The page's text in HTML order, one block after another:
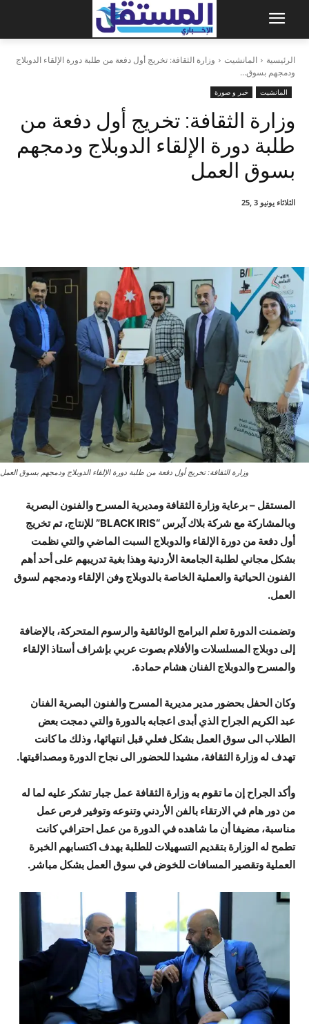
الرئيسية المانشيت
وزارة الثقافة: تخريج أول دفعة من طلبة دورة الإلقاء الدوبلاج
ودمجهم بسوق...
المانشيت خبر و صورة
وزارة الثقافة: تخريج أول دفعة من
طلبة دورة الإلقاء الدوبلاج ودمجهم
بسوق العمل
الثلاثاء يونيو 3 ,25
وزارة الثقافة: تخريج أول دفعة من طلبة دورة الإلقاء الدوبلاج ودمجهم بسوق العمل
المستقل – برعاية وزارة الثقافة ومديرية المسرح والفنون البصرية
وبالمشاركة مع شركة بلاك آيرس “BLACK IRIS” للإنتاج، تم تخريج
أول دفعة من دورة الإلقاء والدوبلاج السبت الماضي والتي نظمت
بشكل مجاني لطلبة الجامعة الأردنية وهذا بغية تدريبهم على أحد أهم
الفنون الحياتية والعملية الخاصة بالدوبلاج وفن الإلقاء ودمجهم لسوق
العمل.
وتضمنت الدورة تعلم البرامج الوثائقية والرسوم المتحركة، بالإضافة
إلى دوبلاج المسلسلات والأفلام بصوت عربي بإشراف أستاذ الإلقاء
والمسرح والدوبلاج الفنان هشام حمادة.
وكان الحفل بحضور مدير مديرية المسرح والفنون البصرية الفنان
عبد الكريم الجراح الذي أبدى اعجابه بالدورة والتي دمجت بعض
الطلاب الى سوق العمل بشكل فعلي قبل انتهائها، وذلك ما كانت
تهدف له وزارة الثقافة، مشيدا للحضور الى نجاح الدورة ومصداقيتها.
وأكد الجراح إن ما تقوم به وزارة الثقافة عمل جبار تشكر عليه لما له
من دور هام في الارتقاء بالفن الأردني وتنوعه وتوفير فرص عمل
مناسبة، مضيفا أن ما شاهده في الدورة من عمل احترافي كانت
تطمح له الوزارة بتقديم التسهيلات للطلبة بهدف اكتسابهم الخبرة
العملية وتقصير المسافات للخوض في سوق العمل بشكل مباشر.